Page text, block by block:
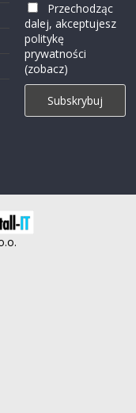
Przechodząc
dalej, akceptujesz
politykę
prywatności
(zobacz)